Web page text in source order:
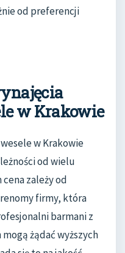
od preferencji
w Krakowie
w Krakowie
od wielu
zależy od
firmy, która
barmani z
żądać wyższych